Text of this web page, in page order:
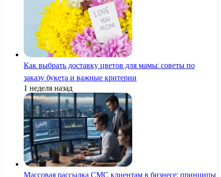
Как выбрать доставку цветов для мамы: советы по
заказу букета и важные критерии
1 неделя назад